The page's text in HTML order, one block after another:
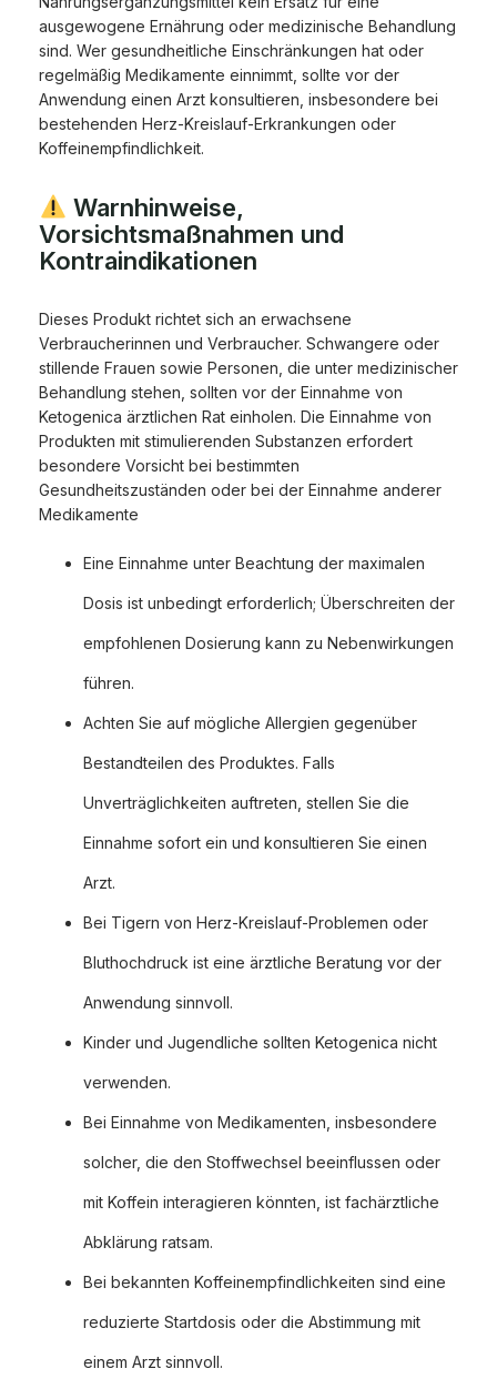
ausgewogene Ernährung oder medizinische Behandlung
sind. Wer gesundheitliche Einschränkungen hat oder
regelmäßig Medikamente einnimmt, sollte vor der
Anwendung einen Arzt konsultieren, insbesondere bei
bestehenden Herz-Kreislauf-Erkrankungen oder
Koffeinempfindlichkeit.
Warnhinweise,
Vorsichtsmaßnahmen und
Kontraindikationen
Dieses Produkt richtet sich an erwachsene
Verbraucherinnen und Verbraucher. Schwangere oder
stillende Frauen sowie Personen, die unter medizinischer
Behandlung stehen, sollten vor der Einnahme von
Ketogenica ärztlichen Rat einholen. Die Einnahme von
Produkten mit stimulierenden Substanzen erfordert
besondere Vorsicht bei bestimmten
Gesundheitszuständen oder bei der Einnahme anderer
Medikamente
Eine Einnahme unter Beachtung der maximalen
Dosis ist unbedingt erforderlich; Überschreiten der
empfohlenen Dosierung kann zu Nebenwirkungen
führen.
Achten Sie auf mögliche Allergien gegenüber
Bestandteilen des Produktes. Falls
Unverträglichkeiten auftreten, stellen Sie die
Einnahme sofort ein und konsultieren Sie einen
Arzt.
Bei Tigern von Herz-Kreislauf-Problemen oder
Bluthochdruck ist eine ärztliche Beratung vor der
Anwendung sinnvoll.
Kinder und Jugendliche sollten Ketogenica nicht
verwenden.
Bei Einnahme von Medikamenten, insbesondere
solcher, die den Stoffwechsel beeinflussen oder
mit Koffein interagieren könnten, ist fachärztliche
Abklärung ratsam.
Bei bekannten Koffeinempfindlichkeiten sind eine
reduzierte Startdosis oder die Abstimmung mit
einem Arzt sinnvoll.